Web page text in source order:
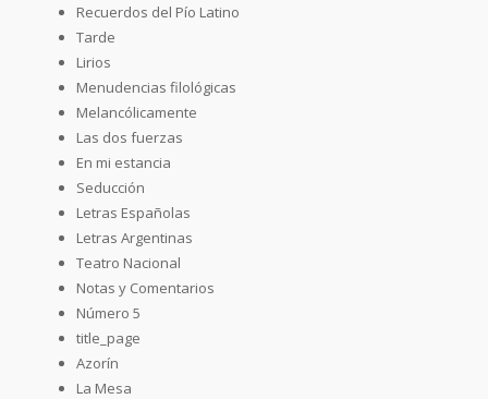
Recuerdos del Pío Latino
Tarde
Lirios
Menudencias filológicas
Melancólicamente
Las dos fuerzas
En mi estancia
Seducción
Letras Españolas
Letras Argentinas
Teatro Nacional
Notas y Comentarios
Número 5
title_page
Azorín
La Mesa